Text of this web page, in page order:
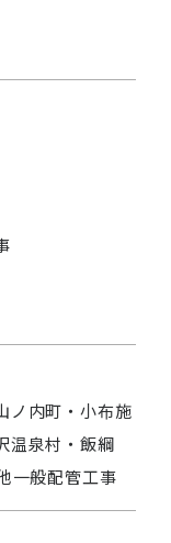
ノ内町・小布施
温泉村・飯綱
一般配管工事